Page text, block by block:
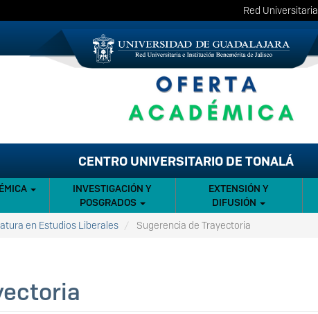
Red Universitaria
CENTRO UNIVERSITARIO DE TONALÁ
INVESTIGACIÓN Y
POSGRADOS
EXTENSIÓN Y
DIFUSIÓN
en Estudios Liberales Sugerencia de Trayectoria